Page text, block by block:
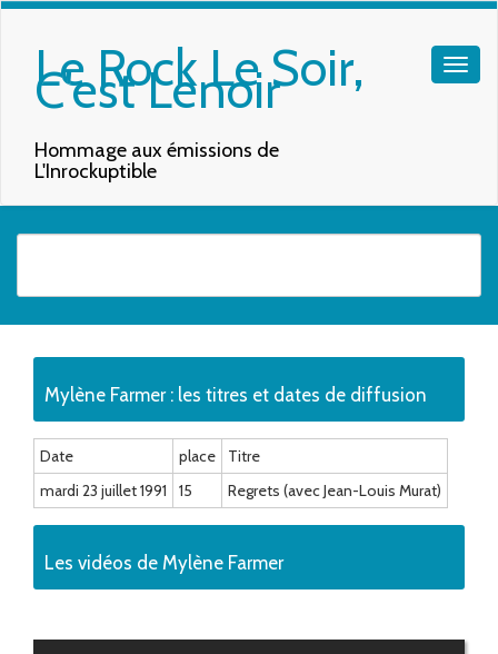
Le Rock Le Soir,
C'est Lenoir
Hommage aux émissions de
L'Inrockuptible
Mylène Farmer : les titres et dates de diffusion
Date place
Titre
mardi 23 juillet 1991
15 Regrets (avec Jean-Louis Murat)
Les vidéos de Mylène Farmer